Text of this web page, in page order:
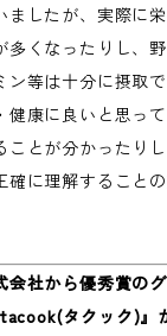
ましたが、実際に
多くなったりし、
ン等は十分に摂取
健康に良いと思っ
ことが分かったり
確に理解すること
会社から優秀賞の
タクック)』